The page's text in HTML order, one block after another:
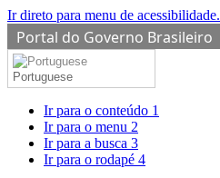
Ir direto para menu de acessibilidade.
Portal do Governo Brasileiro
Portuguese
Ir para o conteúdo 1
Ir para o menu 2
Ir para a busca 3
Ir para o rodapé 4